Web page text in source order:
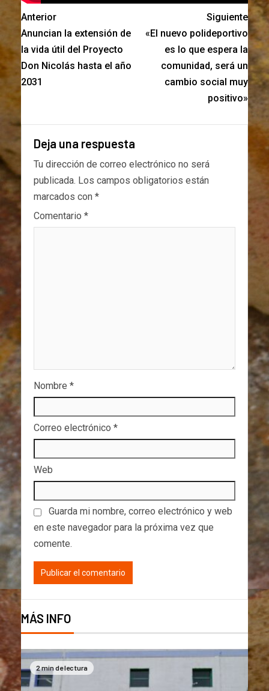
Anterior
Anuncian la extensión de
la vida útil del Proyecto
Don Nicolás hasta el año
2031
Siguiente
«El nuevo polideportivo
es lo que espera la
comunidad, será un
cambio social muy
positivo»
Deja una respuesta
Tu dirección de correo electrónico no será
publicada. Los campos obligatorios están
marcados con *
Comentario *
Nombre *
Correo electrónico *
Web
Guarda mi nombre, correo electrónico y web
en este navegador para la próxima vez que
comente.
MÁS INFO
2 min de lectura